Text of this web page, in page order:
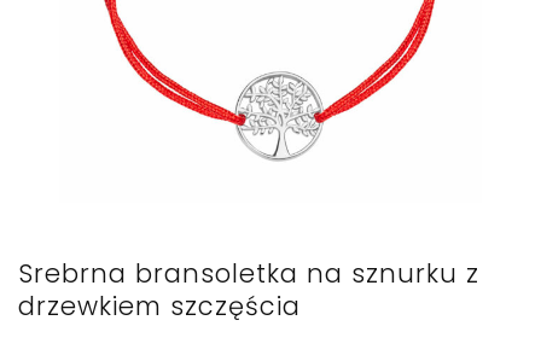
Srebrna bransoletka na sznurku z
drzewkiem szczęścia